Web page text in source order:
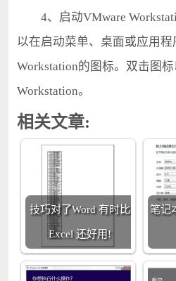
4、启动VMware
以在启动菜单、桌面或应用
Workstation的图标。双击图
Workstation。
相关文章:
技巧对了Word 有时比
Excel 还好用!
笔记